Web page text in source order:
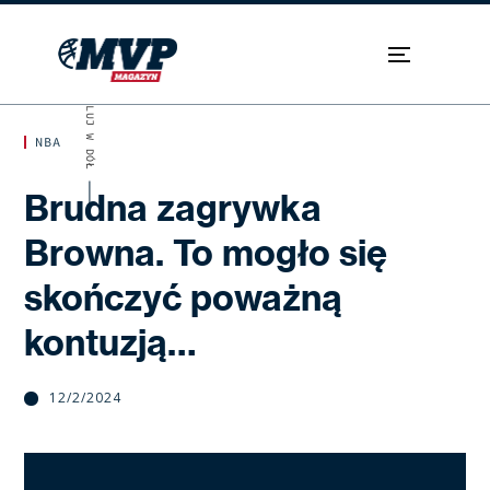
NBA
Brudna zagrywka
Browna. To mogło się
skończyć poważną
kontuzją…
12/2/2024
SKROLUJ W DÓŁ